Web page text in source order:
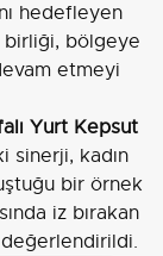
hedefleyen
birliği, bölgeye
etmeyi
Yurt Kepsut
sinerji, kadın
bir örnek
iz bırakan
değerlendirildi.